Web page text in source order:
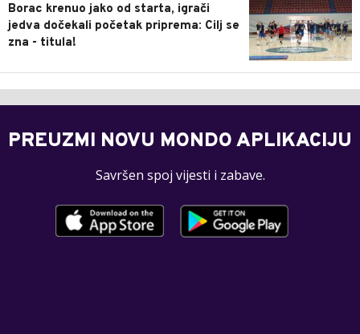
Borac krenuo jako od starta, igrači
jedva dočekali početak priprema: Cilj se
zna - titula!
PREUZMI NOVU MONDO APLIKACIJU
Savršen spoj vijesti i zabave.